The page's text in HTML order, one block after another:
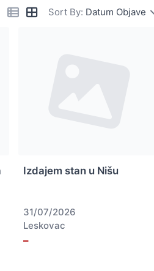
Sort By: Datum Objave
Izdajem stan u Nišu
31/07/2026
Leskovac
–